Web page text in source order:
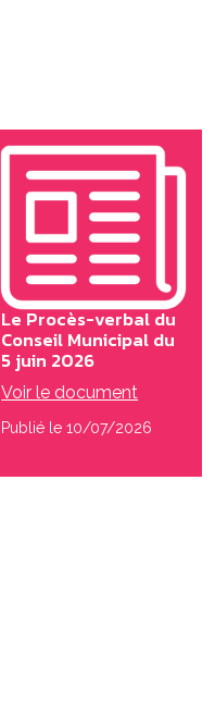
Le Procès-verbal du
Conseil Municipal du
5 juin 2026
Voir le document
Publié le 10/07/2026